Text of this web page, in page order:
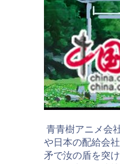
青青樹アニメ会
や日本の配給会
矛で汝の盾を突